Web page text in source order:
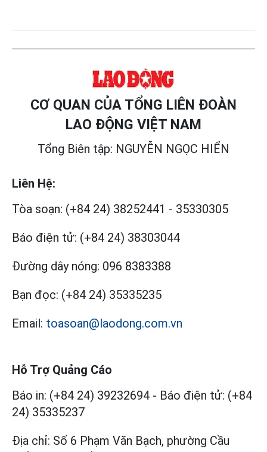
CƠ QUAN CỦA TỔNG LIÊN ĐOÀN
LAO ĐỘNG VIỆT NAM
Tổng Biên tập: NGUYỄN NGỌC HIỂN
Liên Hệ:
Tòa soạn: (+84 24) 38252441 - 35330305
Báo điện tử: (+84 24) 38303044
Đường dây nóng: 096 8383388
Bạn đọc: (+84 24) 35335235
Email: toasoan@laodong.com.vn
Hỗ Trợ Quảng Cáo
Báo in: (+84 24) 39232694 - Báo điện tử: (+84
24) 35335237
Địa chỉ: Số 6 Phạm Văn Bạch, phường Cầu